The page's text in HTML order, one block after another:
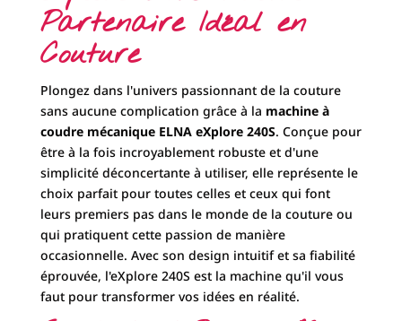
éprouvée, l'eXplore 240S est la machine qu'il vous
faut pour transformer vos idées en réalité.
Simplicité et Prise en Main
Intuitive
La ELNA eXplore 240S se distingue par sa nature
mécanique, ce qui la rend extrêmement facile à
prendre en main, à régler et à entretenir. Oubliez les
menus complexes et les écrans numériques
intimidants ! Ici, tout se fait via des molettes simples
et claires pour sélectionner votre point et ajuster les
réglages de base. Son système de crochet oscillant
frontal assure une couture fluide et régulière, tandis
que l'enfile-aiguille intégré vous fera gagner un
temps précieux à chaque utilisation. Le levier de